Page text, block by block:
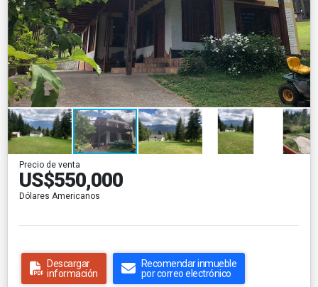
Precio de venta
US$550,000
Dólares Americanos
Descargar
información
Recomendar inmueble
por correo electrónico